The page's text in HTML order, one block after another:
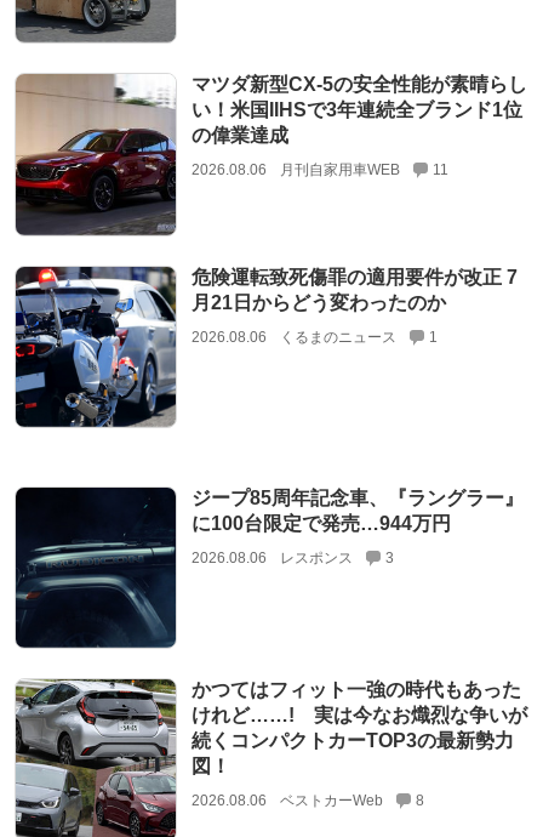
マツダ新型CX-5の安全性能が素晴らし
い！米国IIHSで3年連続全ブランド1位
の偉業達成
2026.08.06 月刊自家用車WEB 11
危険運転致死傷罪の適用要件が改正 7
月21日からどう変わったのか
2026.08.06 くるまのニュース 1
ジープ85周年記念車、『ラングラー』
に100台限定で発売…944万円
2026.08.06 レスポンス 3
かつてはフィット一強の時代もあった
けれど……! 実は今なお熾烈な争いが
続くコンパクトカーTOP3の最新勢力
図！
2026.08.06 ベストカーWeb 8